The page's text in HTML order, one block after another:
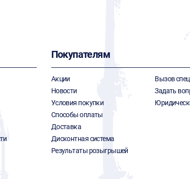
Покупателям
Акции
Новости
Условия покупки
Способы оплаты
Доставка
Дисконтная система
Результаты розыгрышей
Вызов
Задать